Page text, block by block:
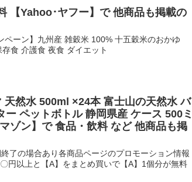
【Yahoo･ヤフー】で 他商品も掲載の
ーン】九州産 雑穀米 100% 十五穀米のおかゆ
食 介護食 夜食 ダイエット
天然水 500ml ×24本 富士山の天然水 バ
ペットボトル 静岡県産 ケース 500ミ
ゾン】で 食品・飲料 など 他商品も掲
了の場合あり各商品ページのプロモーション情報
円以上と【A】をまとめ買いで【A】1個分が無料